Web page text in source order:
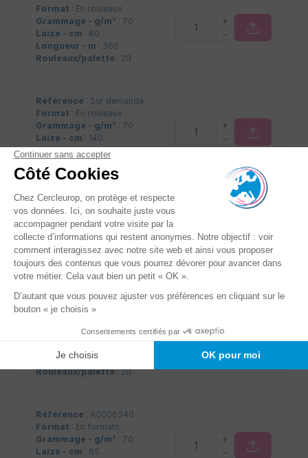
Format : En rouleaux
Grammage - g/m² : 70
Laize - cm : 80
Longueur - m : 360
Rouleaux/palette : 20
+
-
Référence : Sur demande
Format : En rouleaux
Grammage - g/m² : 70
Laize - cm : 140
Longueur - m: 360
Rouleaux/palette
+
-
Référence
: Sur demande
: En rouleaux
Grammage - g/m²: 70
Laize - cm: 160
Longueur - m: 360
Rouleaux/palette: 20
-
Référence: A0012286
Grammage - g/m²: 70
Longueur - m: 360
Rouleaux/palette: 20
+
Référence : A0006340
Format : En formats
Grammage - g/m² : 70
Laize - cm : 65
+
-